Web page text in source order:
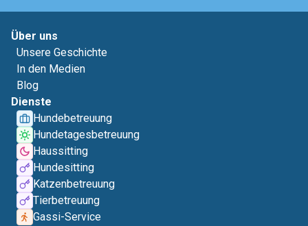
Über uns
Unsere Geschichte
In den Medien
Blog
Dienste
Hundebetreuung
Hundetagesbetreuung
Haussitting
Hundesitting
Katzenbetreuung
Tierbetreuung
Gassi-Service